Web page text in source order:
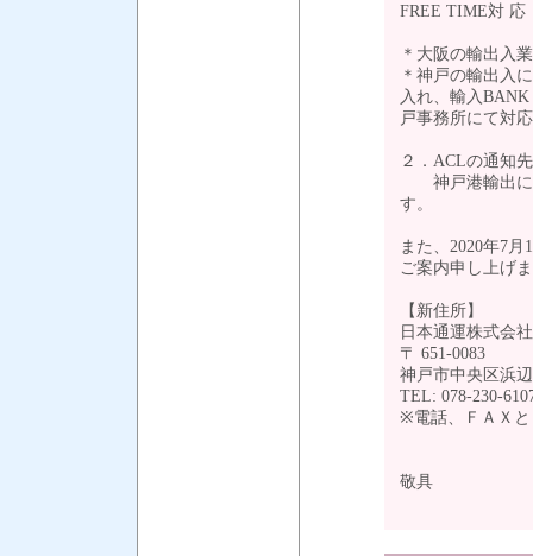
FREE TIME対
＊大阪の輸出入
＊神戸の輸出入
入れ、輸入
戸事務所にて対
２．ACLの通知
神戸港輸出に
す。
また、2020年7
ご案内申し上げ
【新住所】
日本通運株式会
〒 651-0083
神戸市中央区浜
TEL: 078-230-
※電話、ＦＡＸと
敬具